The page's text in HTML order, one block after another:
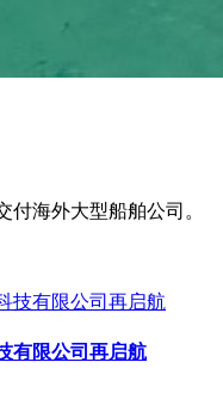
海外大型船舶公司。
有限公司再启航